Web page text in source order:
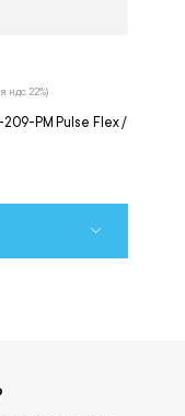
PM Pulse Flex /
ндс 22%)